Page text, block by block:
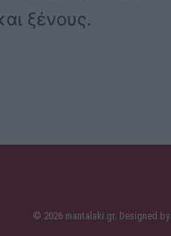
ξένους.
© 2026 mantalaki.gr. Designed by